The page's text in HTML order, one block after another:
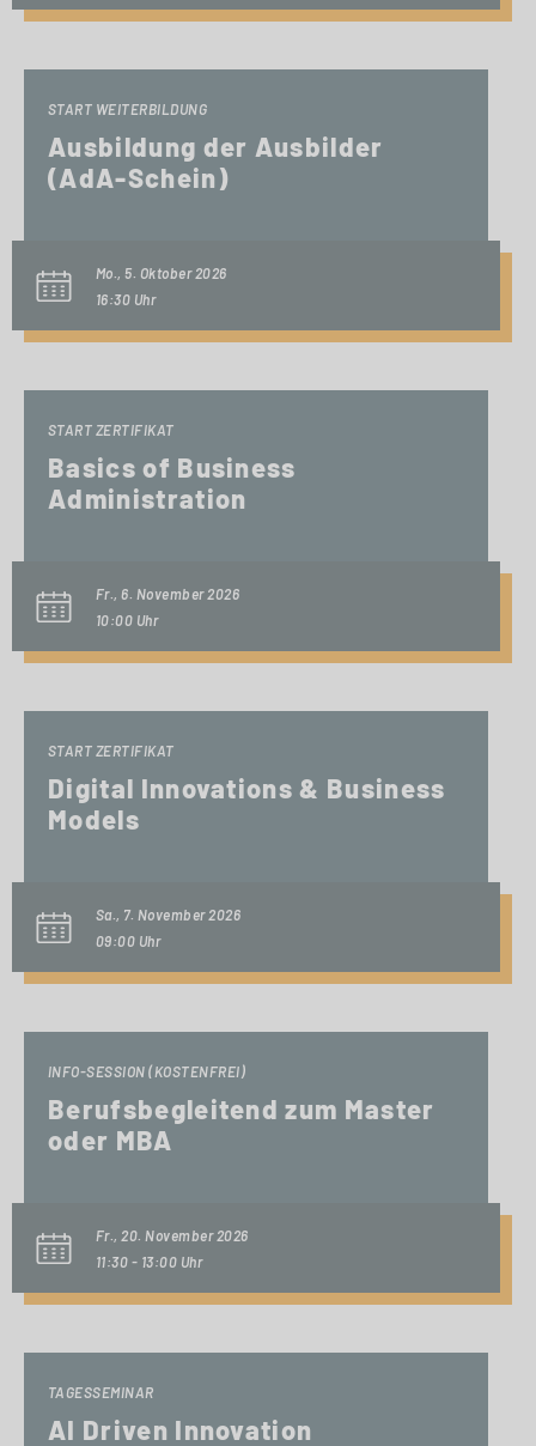
START WEITERBILDUNG
Ausbildung der Ausbilder
(AdA-Schein)
Mo., 5. Oktober 2026
16:30 Uhr
START ZERTIFIKAT
Basics of Business
Administration
Fr., 6. November 2026
10:00 Uhr
START ZERTIFIKAT
Digital Innovations & Business
Models
Sa., 7. November 2026
09:00 Uhr
INFO-SESSION (KOSTENFREI)
Berufsbegleitend zum Master
oder MBA
Fr., 20. November 2026
11:30 - 13:00 Uhr
TAGESSEMINAR
AI Driven Innovation